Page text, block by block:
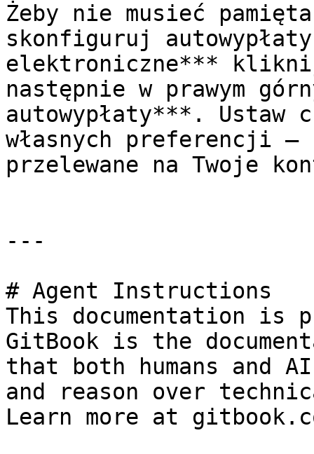
Żeby nie musieć
skonfiguruj
elektroniczne***
następnie w prawym
autowypłaty***. Ustaw
własnych preferencji —
przelewane na Twoje
---
# Agent Instructions
This documentation is
GitBook is the
that both humans and
and reason over
Learn more at